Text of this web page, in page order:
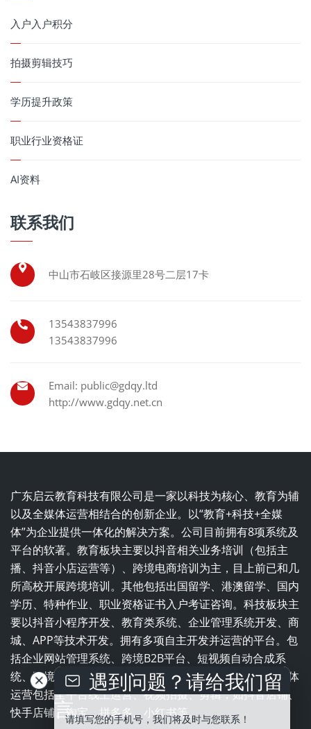
入户入户积分
拍摄剪辑技巧
学历提升政策
职业行业资格证
AI资料
联系我们
中山市石岐区接源里28号二层17卡
13543837996
13543837996
Email: public@gdqy.ltd
http://www.gdqy.net.cn
广东启云教育科技有限公司是一家以科技为核心、教育为辅
以及全媒体运营相结合的创新企业。以“教育+科技+全媒
体”为企业提供一体化的解决方案。公司目前拥有8项系统及
平台的软著。教育板块主要以抖音相关业务培训（包括主
播、抖音小店运营等）、跨境电商培训为主，目上前已和几
所高校开展跨境培训。其他包括出国留学、港澳留学、国内
学历、特种作业、职业资格证书入户考证咨询。科技板块主
要以抖音小程序开发、教育类系统、企业管理系统开发、商
城、APP等技术开发。拥有多项自主开发并运营的平台。包
括企业网站管理系统、跨境B2B平台、短视频自动合成系
统、跨境电商平台、职业培训学校一体化管理系统。全媒体
运营包括全平台线上运营、视频拍摄、剪辑，如抖音店铺、
快手店铺、淘宝、拼多多、小红书等。
遇到问题？请给我们留
言请填写您的手机号，我们将及时与您联系！